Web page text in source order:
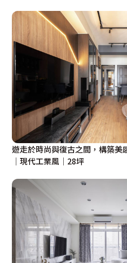
遊走於時尚與復古之間，構築美
｜現代工業風｜28坪